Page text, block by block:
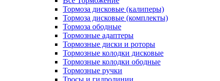
Тормоза дисковые (калиперы)
Тормоза дисковые (комплекты)
Тормоза ободные
Тормозные адаптеры
Тормозные диски и роторы
Тормозные колодки дисковые
Тормозные колодки ободные
Тормозные ручки
Тросы и гидролинии